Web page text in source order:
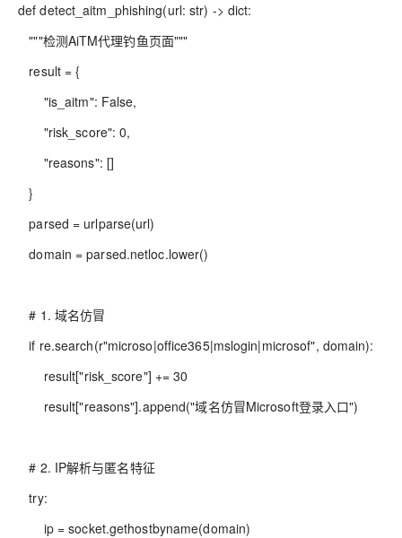
def detect_aitm_phishing(url: str) -> dict:
"""检测AiTM代理钓鱼页面"""
result = {
"is_aitm": False,
"risk_score": 0,
"reasons": []
}
parsed = urlparse(url)
domain = parsed.netloc.lower()
# 1. 域名仿冒
if re.search(r"microso|office365|mslogin|microsof", domain):
result["risk_score"] += 30
result["reasons"].append("域名仿冒Microsoft登录入口")
# 2. IP解析与匿名特征
try:
ip = socket.gethostbyname(domain)